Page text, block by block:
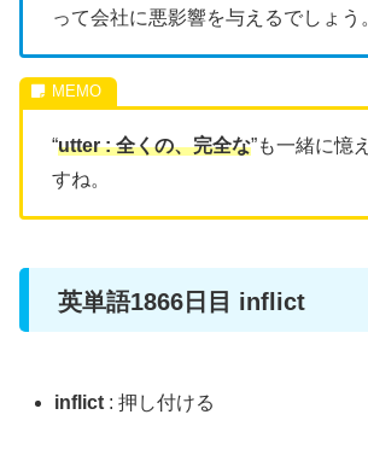
って会社に悪影響を与えるでしょう
“utter : 全くの、完全な”も一緒に憶
すね。
英単語1866日目 inflict
inflict : 押し付ける